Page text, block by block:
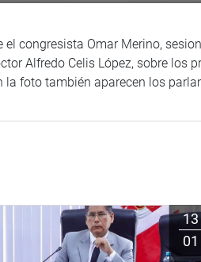
el congresista Omar Merino,
Alfredo Celis López, sobre
foto también aparecen los
13
01